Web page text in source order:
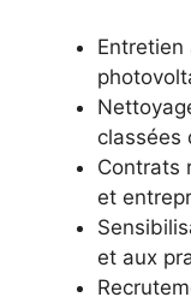
Entretien
classées
Contrats
et
et aux